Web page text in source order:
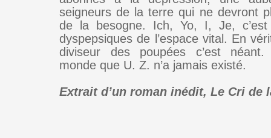
seigneurs de la terre qui ne devront
de la besogne. Ich, Yo, I, Je,
dyspepsiques de l’espace vital. En
diviseur des poupées c’est
monde que U. Z. n’a jamais existé.
Extrait d’un roman inédit, Le Cri de